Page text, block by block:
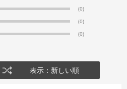
(0)
(0)
(0)
表示：新しい順